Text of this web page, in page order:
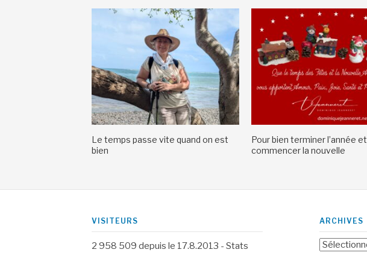
Le temps passe vite quand on est
bien
Pour bien terminer l’année et
commencer la nouvelle
VISITEURS
2 958 509 depuis le 17.8.2013 - Stats
ARCHIVES
Archives